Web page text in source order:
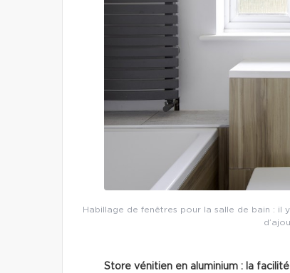
Habillage de fenêtres pour la salle de bain : il
Store vénitien en aluminium : la